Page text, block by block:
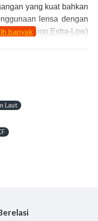
yang kuat bahkan
lensa dengan
(Dispersion Extra-Low)
dengan eyepieces
CF
di lingkungan laut.
kenyamanan maksimal
dengan eyepieces
Laut